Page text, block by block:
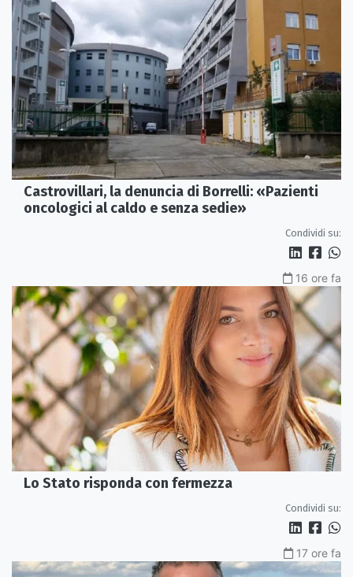
Castrovillari, la denuncia di Borrelli: «Pazienti
oncologici al caldo e senza sedie»
Condividi su:
16 ore fa
Lo Stato risponda con fermezza
Condividi su:
17 ore fa